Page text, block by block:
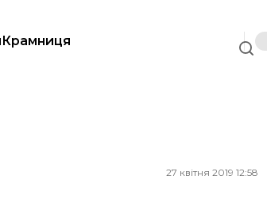
Крамниця
27 квітня 2019 12:58